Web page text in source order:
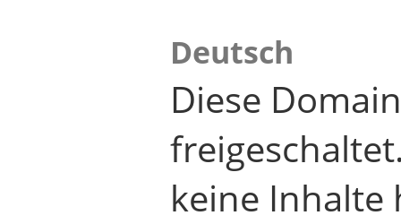
Deutsch
Diese
keine Inhalte